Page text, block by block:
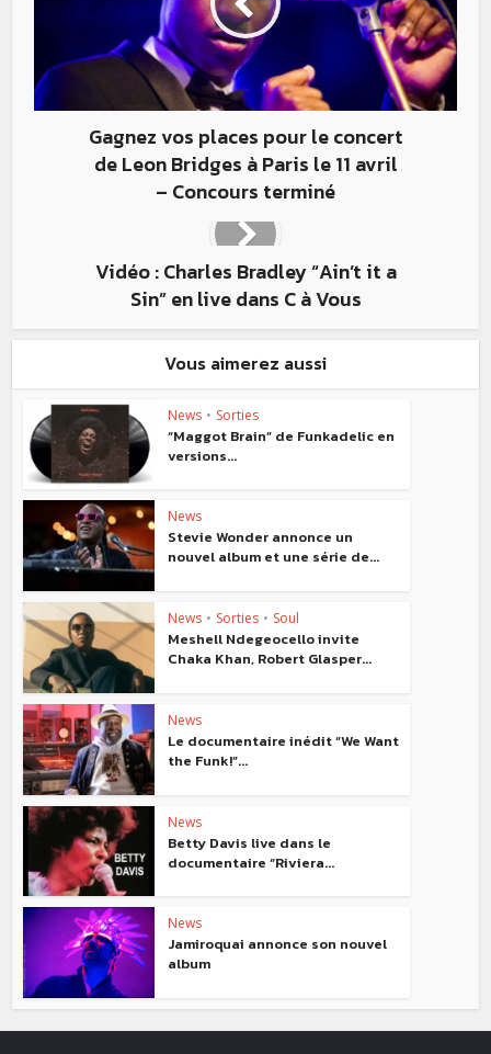
Gagnez vos places pour le concert
de Leon Bridges à Paris le 11 avril
– Concours terminé
Vidéo : Charles Bradley “Ain’t it a
Sin” en live dans C à Vous
Vous aimerez aussi
News • Sorties
“Maggot Brain” de Funkadelic en
versions...
News
Stevie Wonder annonce un
nouvel album et une série de...
News • Sorties • Soul
Meshell Ndegeocello invite
Chaka Khan, Robert Glasper...
News
Le documentaire inédit “We Want
the Funk!”...
News
Betty Davis live dans le
documentaire “Riviera...
News
Jamiroquai annonce son nouvel
album